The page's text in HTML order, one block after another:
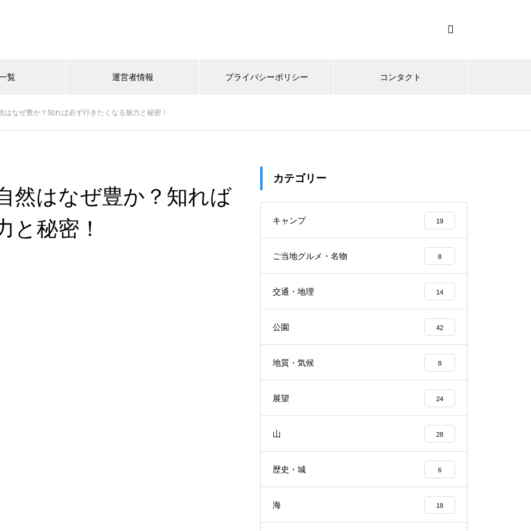
覧 運営者情報 プライバシーポリシー コンタクト
はなぜ豊か？知れば必ず行きたくなる魅力と秘密！
然はなぜ豊か？知れば
と秘密！
カテゴリー
キャンプ 19
ご当地グルメ・名物 8
交通・地理 14
公園 42
地質・気候 8
展望 24
山 28
歴史・城 6
海 18